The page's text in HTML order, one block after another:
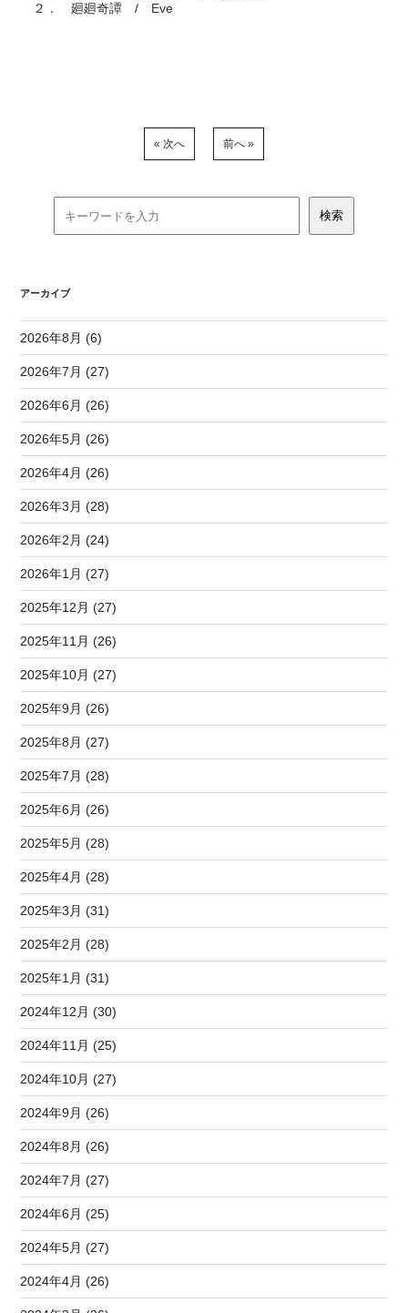
２． 廻廻奇譚 / Eve
« 次へ 前へ »
アーカイブ
2026年8月 (6)
2026年7月 (27)
2026年6月 (26)
2026年5月 (26)
2026年4月 (26)
2026年3月 (28)
2026年2月 (24)
2026年1月 (27)
2025年12月 (27)
2025年11月 (26)
2025年10月 (27)
2025年9月 (26)
2025年8月 (27)
2025年7月 (28)
2025年6月 (26)
2025年5月 (28)
2025年4月 (28)
2025年3月 (31)
2025年2月 (28)
2025年1月 (31)
2024年12月 (30)
2024年11月 (25)
2024年10月 (27)
2024年9月 (26)
2024年8月 (26)
2024年7月 (27)
2024年6月 (25)
2024年5月 (27)
2024年4月 (26)